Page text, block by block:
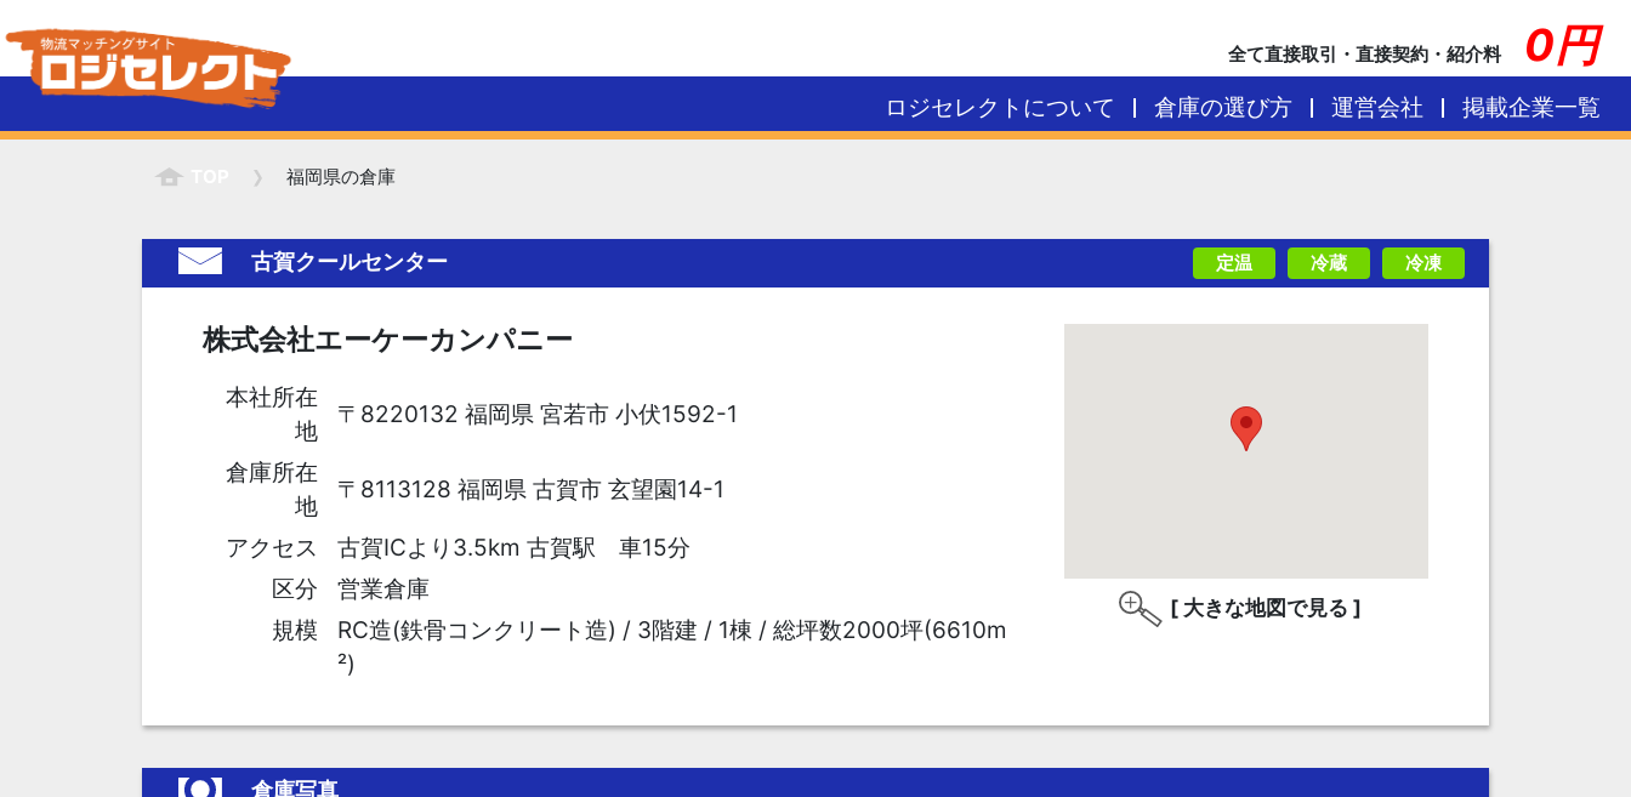
全て直接取引・直接契約・紹介料 0円
ロジセレクトについて 倉庫の選び方 運営会社 掲載企業一覧
福岡県の倉庫
古賀クールセンター 定温 冷蔵 冷凍
株式会社エーケーカンパニー
本社所在
地
〒8220132 福岡県 宮若市 小伏1592-1
倉庫所在
地
〒8113128 福岡県 古賀市 玄望園14-1
アクセス
古賀ICより3.5km 古賀駅 車15分
区分
営業倉庫
規模
RC造(鉄骨コンクリート造) / 3階建 / 1棟 / 総坪数2000坪(6610m
²)
[ 大きな地図で見る ]
倉庫写真